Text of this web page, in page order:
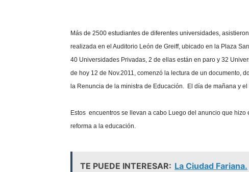
Más de 2500 estudiantes de diferentes universidades,
realizada en el Auditorio León de Greiff, ubicado en la Plaza
40 Universidades Privadas, 2 de ellas están en paro y 32
de hoy 12 de Nov.2011, comenzó la lectura de un documento,
la Renuncia de la ministra de Educación. El día de mañana y
Estos encuentros se llevan a cabo Luego del anuncio que
reforma a la educación.
TE PUEDE INTERESAR: La Ciudad Fariana.